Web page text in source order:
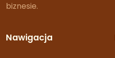
biznesie.
Nawigacja